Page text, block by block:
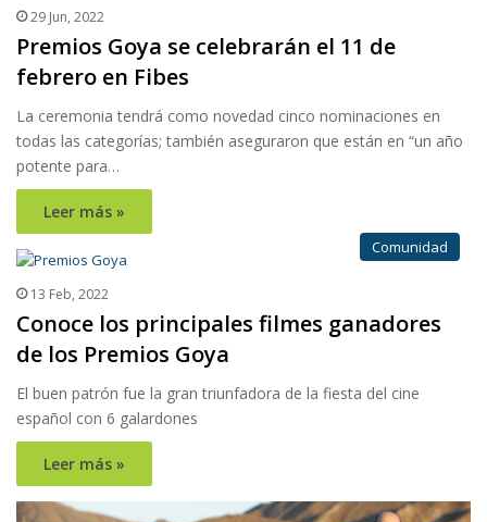
29 Jun, 2022
Premios Goya se celebrarán el 11 de
febrero en Fibes
La ceremonia tendrá como novedad cinco nominaciones en
todas las categorías; también aseguraron que están en “un año
potente para…
Leer más »
Comunidad
13 Feb, 2022
Conoce los principales filmes ganadores
de los Premios Goya
El buen patrón fue la gran triunfadora de la fiesta del cine
español con 6 galardones
Leer más »